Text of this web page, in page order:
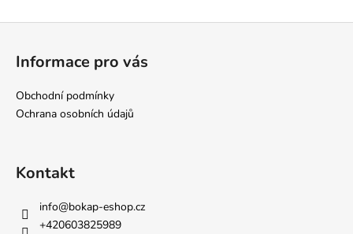
Informace pro vás
Obchodní podmínky
Ochrana osobních údajů
Kontakt
info@bokap-eshop.cz
+420603825989